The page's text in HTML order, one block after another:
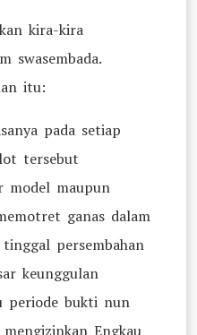
kira-kira
swasembada.
itu:
pada setiap
tersebut
model maupun
ganas dalam
persembahan
keunggulan
periode bukti nun
Engkau